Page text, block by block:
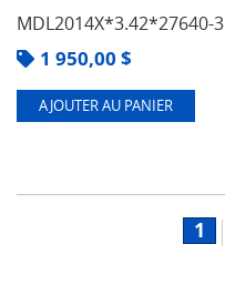
MDL2014X*3.42*27640-3
1 950,00 $
AJOUTER AU PANIER
1